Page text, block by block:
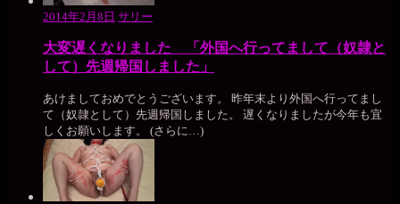
2014年2月8日 サリー
大変遅くなりました 「外国へ行ってまして（奴隷と
して）先週帰国しました」
あけましておめでとうございます。 昨年末より外国へ行ってまし
て（奴隷として）先週帰国しました。 遅くなりましたが今年も宜
しくお願いします。 (さらに…)